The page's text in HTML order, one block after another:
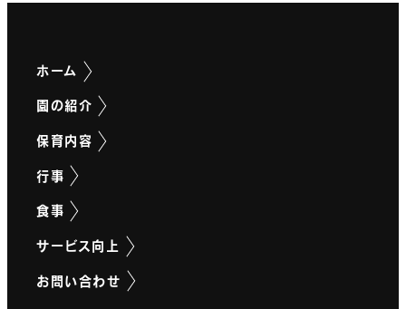
ホーム
園の紹介
保育内容
行事
食事
サービス向上
お問い合わせ